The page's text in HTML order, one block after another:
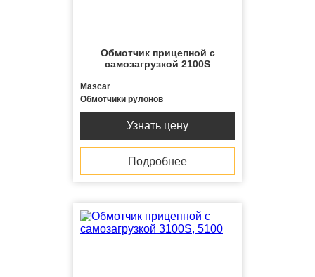
Обмотчик прицепной с
самозагрузкой 2100S
Mascar
Обмотчики рулонов
Узнать цену
Подробнее